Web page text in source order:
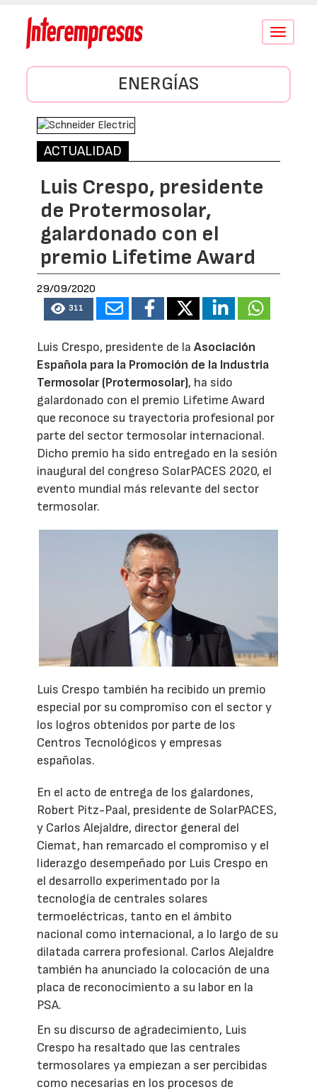
Conmutar
ENERGÍAS
ACTUALIDAD
Luis Crespo, presidente
de Protermosolar,
galardonado con el
premio Lifetime Award
29/09/2020
311
Luis Crespo, presidente de laAsociación
Española para la Promoción de la Industria
Termosolar (Protermosolar), ha sido
galardonado con el premio Lifetime Award
que reconoce su trayectoria profesional por
parte del sector termosolar internacional.
Dicho premio ha sido entregado en la sesión
inaugural del congreso SolarPACES 2020, el
evento mundial más relevante del sector
termosolar.
Luis Crespo también ha recibido un premio
especial por su compromiso con el sector y
los logros obtenidos por parte de los
Centros Tecnológicos y empresas
españolas.
En el acto de entrega de los galardones,
Robert Pitz-Paal, presidente de SolarPACES,
y Carlos Alejaldre, director general del
Ciemat, han remarcado el compromiso y el
liderazgo desempeñado por Luis Crespo en
el desarrollo experimentado por la
tecnología de centrales solares
termoeléctricas, tanto en el ámbito
nacional como internacional, a lo largo de su
dilatada carrera profesional. Carlos Alejaldre
también ha anunciado la colocación de una
placa de reconocimiento a su labor en la
PSA.
En su discurso de agradecimiento, Luis
Crespo ha resaltado que las centrales
termosolares ya empiezan a ser percibidas
como necesarias en los procesos de